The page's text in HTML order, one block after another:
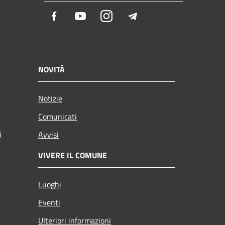
Facebook YoutubeInstagram
NOVITÀ
Notizie
Comunicati
Avvisi
VIVERE IL COMUNE
Luoghi
Eventi
Ulteriori informazioni